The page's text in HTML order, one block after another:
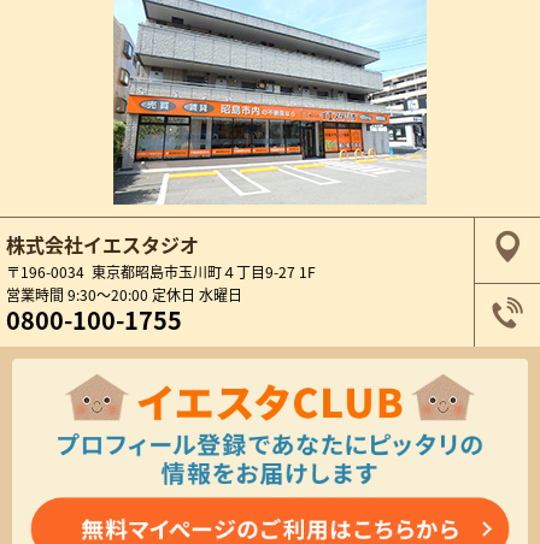
株式会社イエスタジオ
〒196-0034 東京都昭島市玉川町４丁目9-27 1F
営業時間 9:30～20:00 定休日 水曜日
0800-100-1755